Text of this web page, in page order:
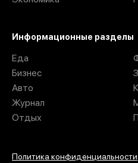
Информационные разделы
Еда
Бизнес
Авто
Журнал
Отдых
Политика конфиденциальности